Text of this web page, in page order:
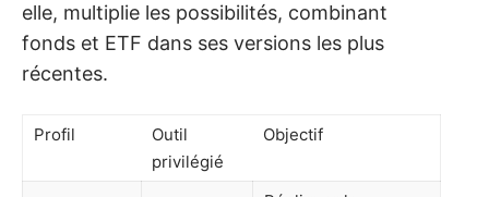
elle, multiplie les possibilités, combinant
fonds et ETF dans ses versions les plus
récentes.
Profil
Outil
privilégié
Objectif